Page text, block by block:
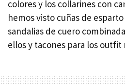
colores y los collarines con
hemos visto cuñas de
sandalias de cuero
ellos y tacones para los outfit